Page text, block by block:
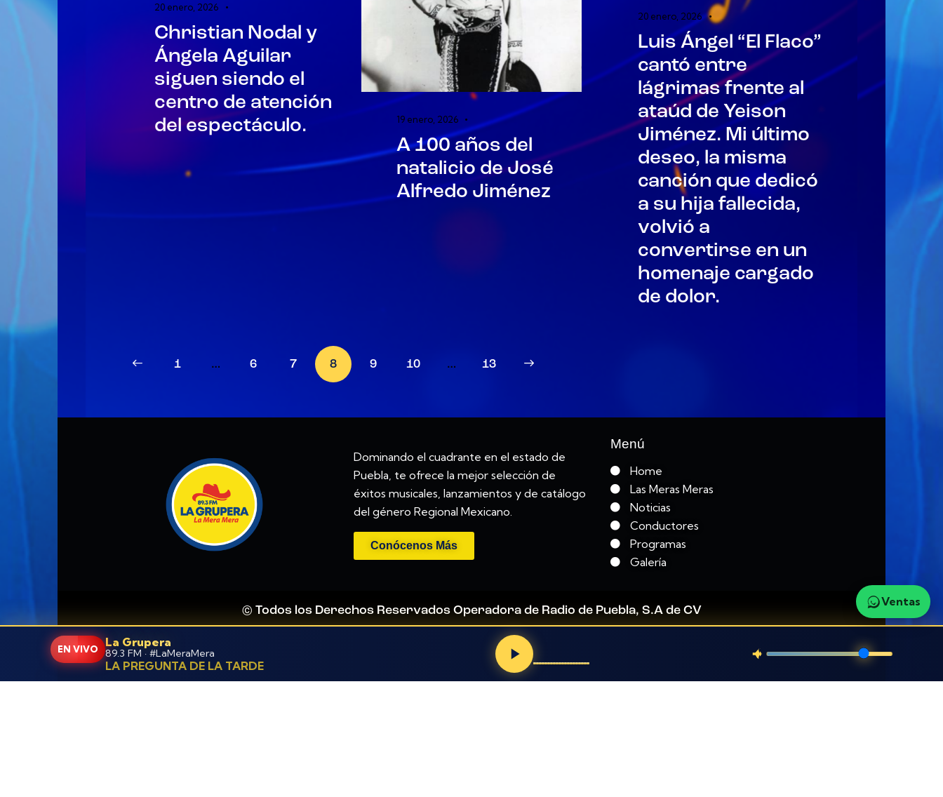
20 enero, 2026
Luis Ángel “El Flaco”
cantó entre
lágrimas frente al
ataúd de Yeison
Jiménez. Mi último
deseo, la misma
canción que dedicó
a su hija fallecida,
volvió a
convertirse en un
homenaje cargado
de dolor.
20 enero, 2026
Christian Nodal y
Ángela Aguilar
siguen siendo el
centro de atención
del espectáculo.
19 enero, 2026
A 100 años del
natalicio de José
Alfredo Jiménez
1 … 6 7 8 9 10 … 13
Dominando el cuadrante en el estado de
Puebla, te ofrece la mejor selección de
éxitos musicales, lanzamientos y de catálogo
del género Regional Mexicano.
Conócenos Más
Menú
Home
Las Meras Meras
Noticias
Conductores
Programas
Galería
© Todos los Derechos Reservados Operadora de Radio de Puebla, S.A de CV
EN VIVO La Grupera
89.3 FM · #LaMeraMera
LA PREGUNTA DE LA TARDE
Ventas